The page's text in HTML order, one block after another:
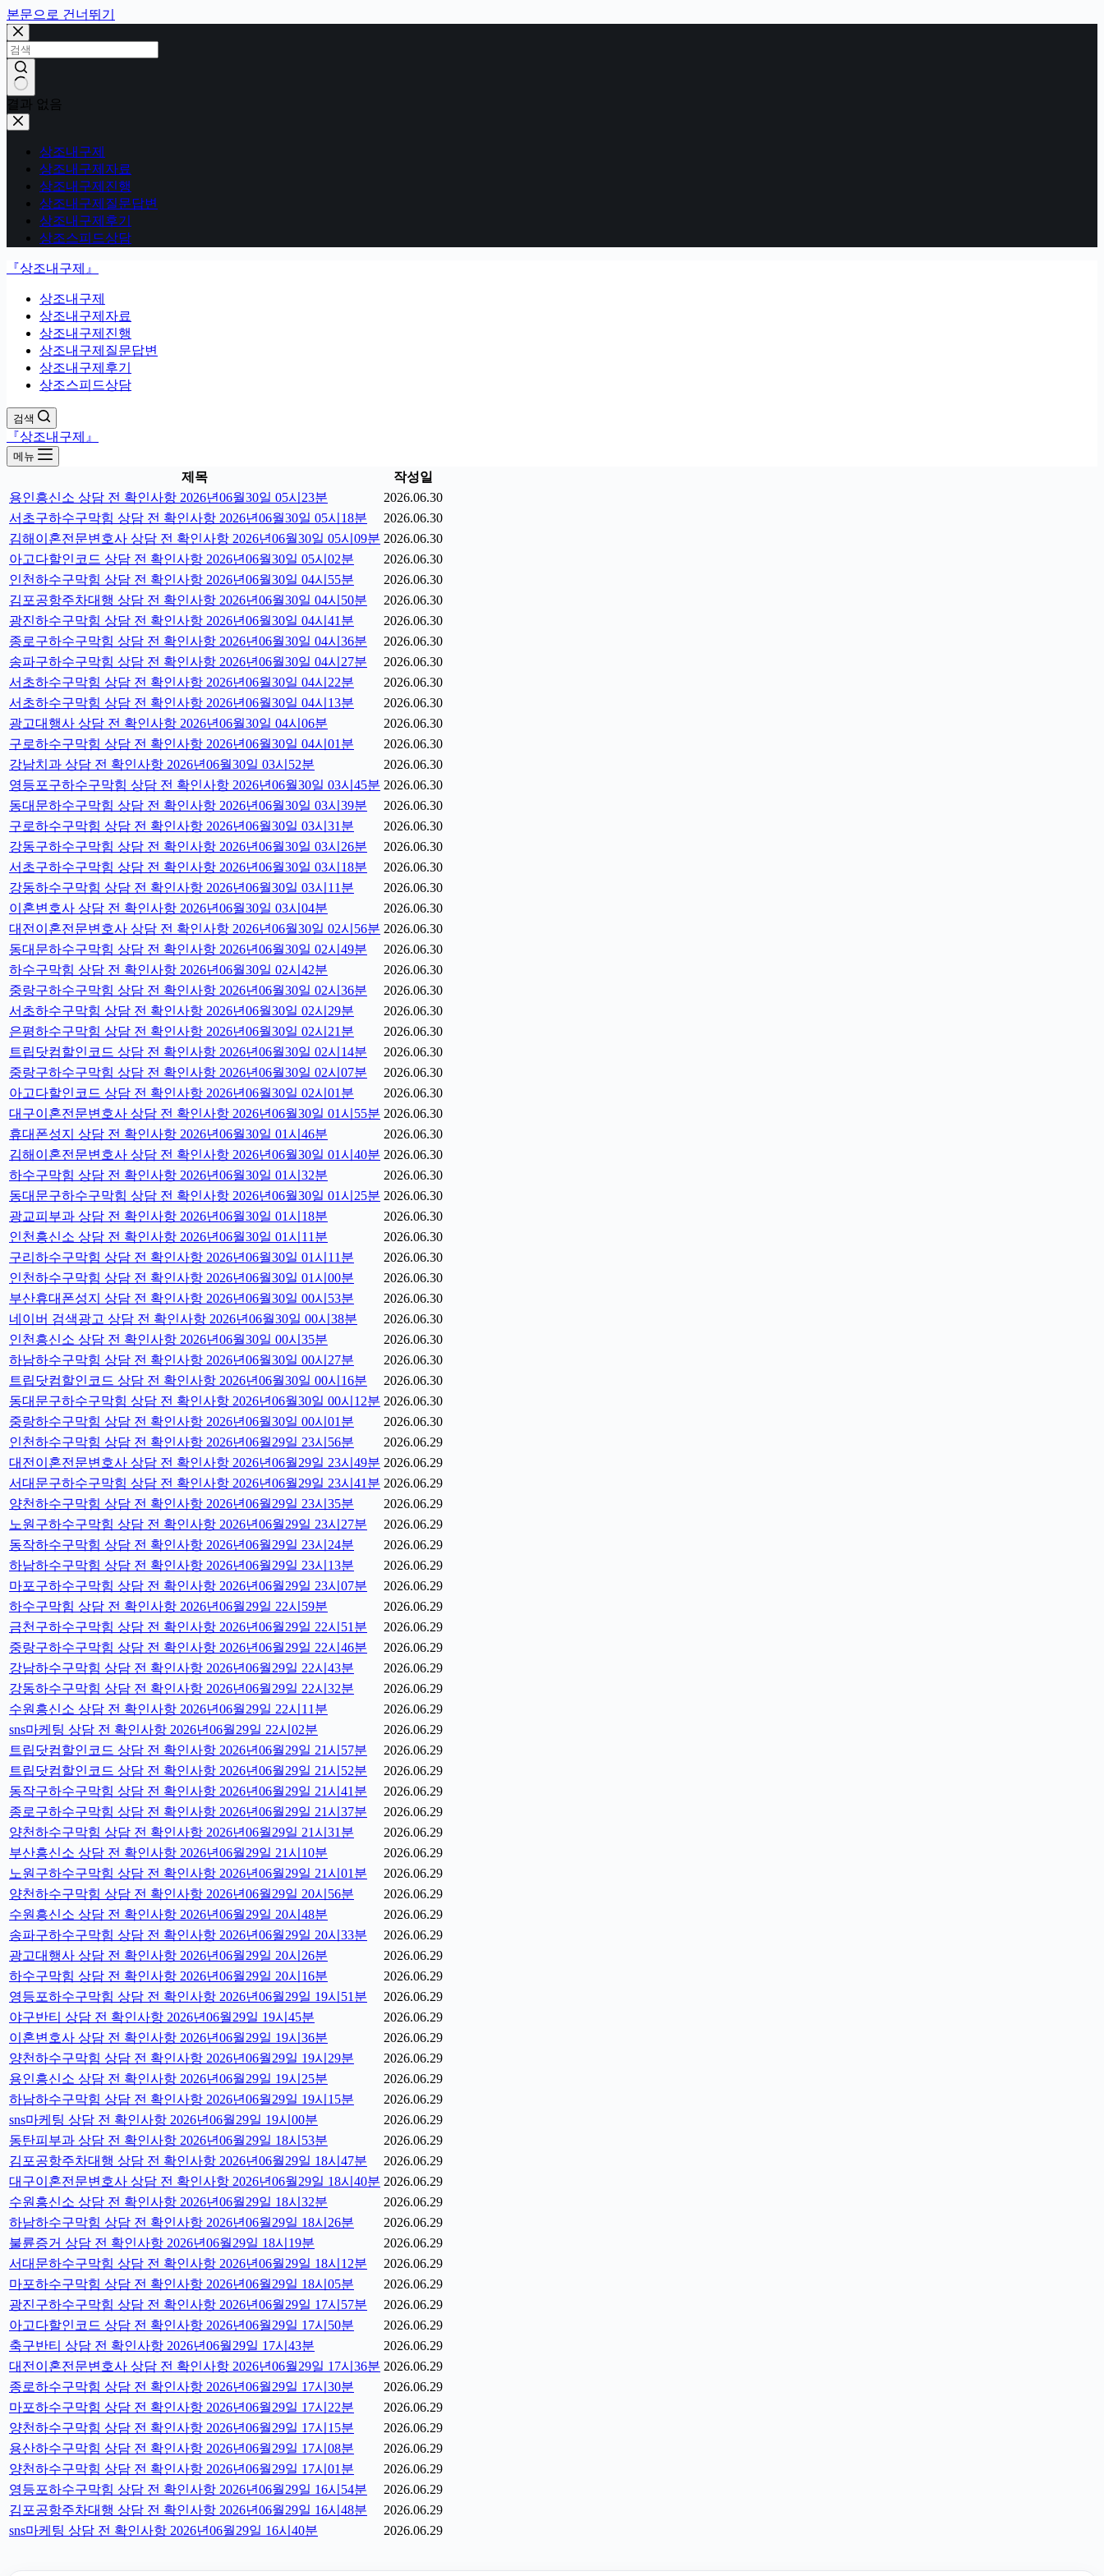
본문으로 건너뛰기
결과 없음
상조내구제
상조내구제자료
상조내구제진행
상조내구제질문답변
상조내구제후기
상조스피드상담
『상조내구제』
상조내구제
상조내구제자료
상조내구제진행
상조내구제질문답변
상조내구제후기
상조스피드상담
검색
『상조내구제』
메뉴
제목
작성일
용인흥신소 상담 전 확인사항 2026년06월30일 05시23분
2026.06.30
서초구하수구막힘 상담 전 확인사항 2026년06월30일 05시18분
2026.06.30
김해이혼전문변호사 상담 전 확인사항 2026년06월30일 05시09분 2026.06.30
아고다할인코드 상담 전 확인사항 2026년06월30일 05시02분
2026.06.30
인천하수구막힘 상담 전 확인사항 2026년06월30일 04시55분
2026.06.30
김포공항주차대행 상담 전 확인사항 2026년06월30일 04시50분
2026.06.30
광진하수구막힘 상담 전 확인사항 2026년06월30일 04시41분
2026.06.30
종로구하수구막힘 상담 전 확인사항 2026년06월30일 04시36분
2026.06.30
송파구하수구막힘 상담 전 확인사항 2026년06월30일 04시27분
2026.06.30
서초하수구막힘 상담 전 확인사항 2026년06월30일 04시22분
2026.06.30
서초하수구막힘 상담 전 확인사항 2026년06월30일 04시13분
2026.06.30
광고대행사 상담 전 확인사항 2026년06월30일 04시06분
2026.06.30
구로하수구막힘 상담 전 확인사항 2026년06월30일 04시01분
2026.06.30
강남치과 상담 전 확인사항 2026년06월30일 03시52분
2026.06.30
영등포구하수구막힘 상담 전 확인사항 2026년06월30일 03시45분 2026.06.30
동대문하수구막힘 상담 전 확인사항 2026년06월30일 03시39분
2026.06.30
구로하수구막힘 상담 전 확인사항 2026년06월30일 03시31분
2026.06.30
강동구하수구막힘 상담 전 확인사항 2026년06월30일 03시26분
2026.06.30
서초구하수구막힘 상담 전 확인사항 2026년06월30일 03시18분
2026.06.30
강동하수구막힘 상담 전 확인사항 2026년06월30일 03시11분
2026.06.30
이혼변호사 상담 전 확인사항 2026년06월30일 03시04분
2026.06.30
대전이혼전문변호사 상담 전 확인사항 2026년06월30일 02시56분 2026.06.30
동대문하수구막힘 상담 전 확인사항 2026년06월30일 02시49분
2026.06.30
하수구막힘 상담 전 확인사항 2026년06월30일 02시42분
2026.06.30
중랑구하수구막힘 상담 전 확인사항 2026년06월30일 02시36분
2026.06.30
서초하수구막힘 상담 전 확인사항 2026년06월30일 02시29분
2026.06.30
은평하수구막힘 상담 전 확인사항 2026년06월30일 02시21분
2026.06.30
트립닷컴할인코드 상담 전 확인사항 2026년06월30일 02시14분
2026.06.30
중랑구하수구막힘 상담 전 확인사항 2026년06월30일 02시07분
2026.06.30
아고다할인코드 상담 전 확인사항 2026년06월30일 02시01분
2026.06.30
대구이혼전문변호사 상담 전 확인사항 2026년06월30일 01시55분 2026.06.30
휴대폰성지 상담 전 확인사항 2026년06월30일 01시46분
2026.06.30
김해이혼전문변호사 상담 전 확인사항 2026년06월30일 01시40분 2026.06.30
하수구막힘 상담 전 확인사항 2026년06월30일 01시32분
2026.06.30
동대문구하수구막힘 상담 전 확인사항 2026년06월30일 01시25분 2026.06.30
광교피부과 상담 전 확인사항 2026년06월30일 01시18분
2026.06.30
인천흥신소 상담 전 확인사항 2026년06월30일 01시11분
2026.06.30
구리하수구막힘 상담 전 확인사항 2026년06월30일 01시11분
2026.06.30
인천하수구막힘 상담 전 확인사항 2026년06월30일 01시00분
2026.06.30
부산휴대폰성지 상담 전 확인사항 2026년06월30일 00시53분
2026.06.30
네이버 검색광고 상담 전 확인사항 2026년06월30일 00시38분
2026.06.30
인천흥신소 상담 전 확인사항 2026년06월30일 00시35분
2026.06.30
하남하수구막힘 상담 전 확인사항 2026년06월30일 00시27분
2026.06.30
트립닷컴할인코드 상담 전 확인사항 2026년06월30일 00시16분
2026.06.30
동대문구하수구막힘 상담 전 확인사항 2026년06월30일 00시12분 2026.06.30
중랑하수구막힘 상담 전 확인사항 2026년06월30일 00시01분
2026.06.30
인천하수구막힘 상담 전 확인사항 2026년06월29일 23시56분
2026.06.29
대전이혼전문변호사 상담 전 확인사항 2026년06월29일 23시49분 2026.06.29
서대문구하수구막힘 상담 전 확인사항 2026년06월29일 23시41분 2026.06.29
양천하수구막힘 상담 전 확인사항 2026년06월29일 23시35분
2026.06.29
노원구하수구막힘 상담 전 확인사항 2026년06월29일 23시27분
2026.06.29
동작하수구막힘 상담 전 확인사항 2026년06월29일 23시24분
2026.06.29
하남하수구막힘 상담 전 확인사항 2026년06월29일 23시13분
2026.06.29
마포구하수구막힘 상담 전 확인사항 2026년06월29일 23시07분
2026.06.29
하수구막힘 상담 전 확인사항 2026년06월29일 22시59분
2026.06.29
금천구하수구막힘 상담 전 확인사항 2026년06월29일 22시51분
2026.06.29
중랑구하수구막힘 상담 전 확인사항 2026년06월29일 22시46분
2026.06.29
강남하수구막힘 상담 전 확인사항 2026년06월29일 22시43분
2026.06.29
강동하수구막힘 상담 전 확인사항 2026년06월29일 22시32분
2026.06.29
수원흥신소 상담 전 확인사항 2026년06월29일 22시11분
2026.06.29
sns마케팅 상담 전 확인사항 2026년06월29일 22시02분
2026.06.29
트립닷컴할인코드 상담 전 확인사항 2026년06월29일 21시57분
2026.06.29
트립닷컴할인코드 상담 전 확인사항 2026년06월29일 21시52분
2026.06.29
동작구하수구막힘 상담 전 확인사항 2026년06월29일 21시41분
2026.06.29
종로구하수구막힘 상담 전 확인사항 2026년06월29일 21시37분
2026.06.29
양천하수구막힘 상담 전 확인사항 2026년06월29일 21시31분
2026.06.29
부산흥신소 상담 전 확인사항 2026년06월29일 21시10분
2026.06.29
노원구하수구막힘 상담 전 확인사항 2026년06월29일 21시01분
2026.06.29
양천하수구막힘 상담 전 확인사항 2026년06월29일 20시56분
2026.06.29
수원흥신소 상담 전 확인사항 2026년06월29일 20시48분
2026.06.29
송파구하수구막힘 상담 전 확인사항 2026년06월29일 20시33분
2026.06.29
광고대행사 상담 전 확인사항 2026년06월29일 20시26분
2026.06.29
하수구막힘 상담 전 확인사항 2026년06월29일 20시16분
2026.06.29
영등포하수구막힘 상담 전 확인사항 2026년06월29일 19시51분
2026.06.29
야구반티 상담 전 확인사항 2026년06월29일 19시45분
2026.06.29
이혼변호사 상담 전 확인사항 2026년06월29일 19시36분
2026.06.29
양천하수구막힘 상담 전 확인사항 2026년06월29일 19시29분
2026.06.29
용인흥신소 상담 전 확인사항 2026년06월29일 19시25분
2026.06.29
하남하수구막힘 상담 전 확인사항 2026년06월29일 19시15분
2026.06.29
sns마케팅 상담 전 확인사항 2026년06월29일 19시00분
2026.06.29
동탄피부과 상담 전 확인사항 2026년06월29일 18시53분
2026.06.29
김포공항주차대행 상담 전 확인사항 2026년06월29일 18시47분
2026.06.29
대구이혼전문변호사 상담 전 확인사항 2026년06월29일 18시40분 2026.06.29
수원흥신소 상담 전 확인사항 2026년06월29일 18시32분
2026.06.29
하남하수구막힘 상담 전 확인사항 2026년06월29일 18시26분
2026.06.29
불륜증거 상담 전 확인사항 2026년06월29일 18시19분
2026.06.29
서대문하수구막힘 상담 전 확인사항 2026년06월29일 18시12분
2026.06.29
마포하수구막힘 상담 전 확인사항 2026년06월29일 18시05분
2026.06.29
광진구하수구막힘 상담 전 확인사항 2026년06월29일 17시57분
2026.06.29
아고다할인코드 상담 전 확인사항 2026년06월29일 17시50분
2026.06.29
축구반티 상담 전 확인사항 2026년06월29일 17시43분
2026.06.29
대전이혼전문변호사 상담 전 확인사항 2026년06월29일 17시36분 2026.06.29
종로하수구막힘 상담 전 확인사항 2026년06월29일 17시30분
2026.06.29
마포하수구막힘 상담 전 확인사항 2026년06월29일 17시22분
2026.06.29
양천하수구막힘 상담 전 확인사항 2026년06월29일 17시15분
2026.06.29
용산하수구막힘 상담 전 확인사항 2026년06월29일 17시08분
2026.06.29
양천하수구막힘 상담 전 확인사항 2026년06월29일 17시01분
2026.06.29
영등포하수구막힘 상담 전 확인사항 2026년06월29일 16시54분
2026.06.29
김포공항주차대행 상담 전 확인사항 2026년06월29일 16시48분
2026.06.29
sns마케팅 상담 전 확인사항 2026년06월29일 16시40분
2026.06.29